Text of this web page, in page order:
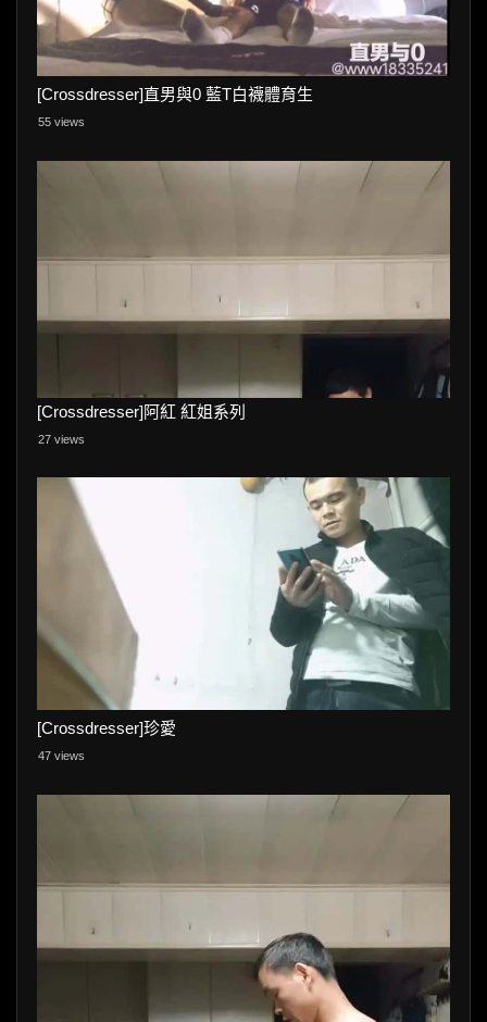
[Crossdresser]直男與0 藍T白襪體育生
55 views
[Crossdresser]阿紅 紅姐系列
27 views
[Crossdresser]珍愛
47 views